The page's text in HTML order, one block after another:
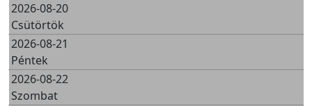
2026-08-20
Csütörtök
2026-08-21
Péntek
2026-08-22
Szombat